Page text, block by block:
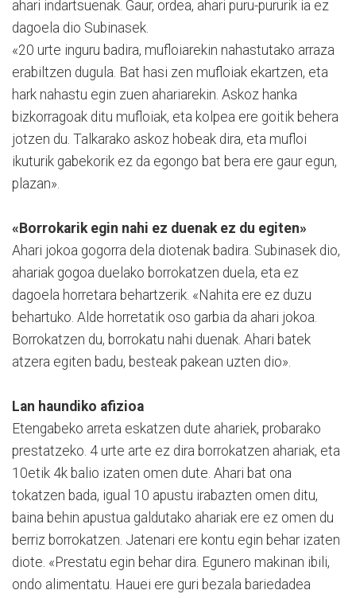
aha­­ri indartsuenak. Gaur, ordea, ahari puru-pururik ia ez
dagoela dio Subinasek.
«20 urte inguru badira, mu­floiarekin nahas­tutako arraza
erabiltzen dugula. Bat hasi zen mufloiak ekartzen, eta
hark nahastu egin zuen ahariarekin. Askoz hanka
bizkorragoak ditu mufloiak, eta kolpea ere goitik behera
jotzen du. Talkarako askoz hobeak dira, eta mufloi
ikuturik gabekorik ez da egongo bat bera ere gaur egun,
plazan».
«Borrokarik egin nahi ez duenak ez du egiten»
Ahari jokoa gogorra dela diotenak badira. Subinasek dio,
ahariak gogoa duelako borrokatzen duela, eta ez
dagoela horretara behartzerik. «Nahita ere ez duzu
behartuko. Alde horretatik oso garbia da ahari jokoa.
Borrokatzen du, borrokatu nahi duenak. Ahari batek
atzera egiten badu, besteak pakean uzten dio».
Lan haundiko afizioa
Etengabeko arreta eskatzen dute ahariek, probarako
prestatzeko. 4 urte arte ez dira bo­rrokatzen ahariak, eta
10etik 4k balio izaten omen dute. Ahari bat ona
tokatzen bada, igual 10 apustu irabazten omen ditu,
baina behin apustua galdutako ahariak ere ez omen du
berriz borrokatzen. Jatenari ere kontu egin behar izaten
diote. «Prestatu egin behar dira. Egunero makinan ibili,
ondo alimentatu. Hauei ere guri bezala bariedadea